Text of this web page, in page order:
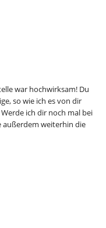
war hochwirksam! Du
so wie ich es von dir
ich dir noch mal bei
außerdem weiterhin die